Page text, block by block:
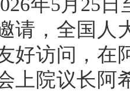
年5月25
请，全国人
好访问，在
上院议长阿